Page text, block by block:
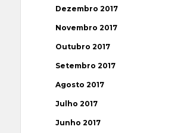
Dezembro 2017
Novembro 2017
Outubro 2017
Setembro 2017
Agosto 2017
Julho 2017
Junho 2017